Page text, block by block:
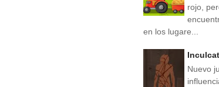
rojo,
en los lugare...
Nuevo